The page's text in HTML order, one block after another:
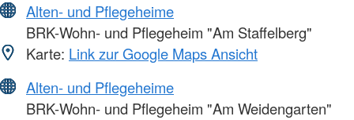
Alten- und Pflegeheime
BRK-Wohn- und Pflegeheim "Am Staffelberg"
Karte: Link zur Google Maps Ansicht
Alten- und Pflegeheime
BRK-Wohn- und Pflegeheim "Am Weidengarten"